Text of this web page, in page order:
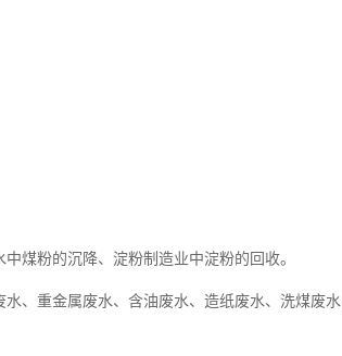
煤粉的沉降、淀粉制造业中淀粉的回收。
、重金属废水、含油废水、造纸废水、洗煤废